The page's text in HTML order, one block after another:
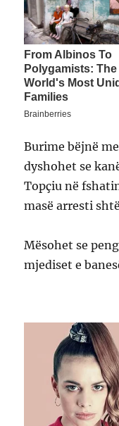
Burime bëjnë
dyshohet se
Topçiu në
masë arresti
Mësohet se
mjediset e